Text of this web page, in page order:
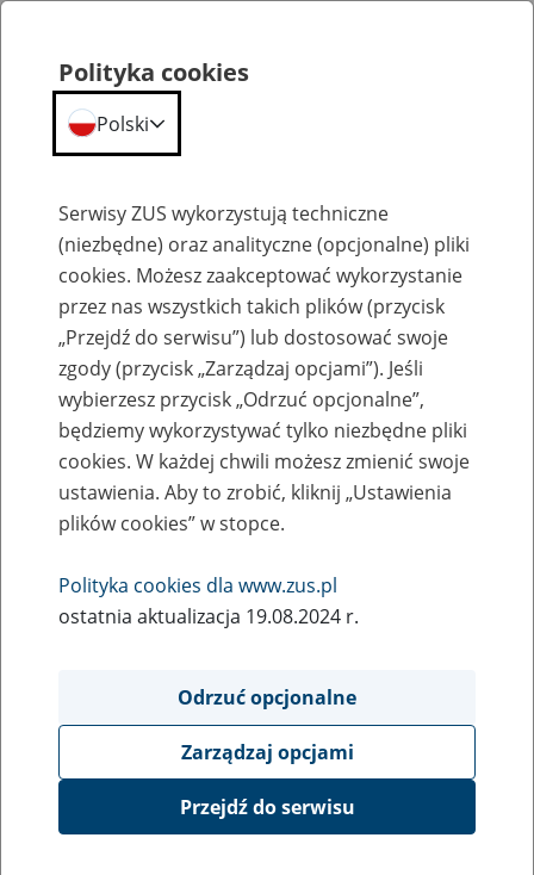
Aktualności
Zmiany dotyczące obsługi klientów w
Inspektoracie ZUS w Dzierżoniowie
11
maja
2021
lokalizacji przy ul. Pocztowej 3– niedostępna będzie
bezpośrednia obsługa klientów w Inspektoracie w
Dzierżoniowie przy ul. Andersa 6a.
Wnioski oraz dokumenty będzie można składać bez
Polityka cookies
Polski
Serwisy ZUS wykorzystują techniczne
(niezbędne) oraz analityczne (opcjonalne) pliki
cookies. Możesz zaakceptować wykorzystanie
przez nas wszystkich takich plików (przycisk
„Przejdź do serwisu”) lub dostosować swoje
zgody (przycisk „Zarządzaj opcjami”). Jeśli
wybierzesz przycisk „Odrzuć opcjonalne”,
będziemy wykorzystywać tylko niezbędne pliki
cookies. W każdej chwili możesz zmienić swoje
ustawienia. Aby to zrobić, kliknij „Ustawienia
plików cookies” w stopce.
Polityka cookies dla www.zus.pl
ostatnia aktualizacja 19.08.2024 r.
Odrzuć opcjonalne
Zarządzaj opcjami
Przejdź do serwisu